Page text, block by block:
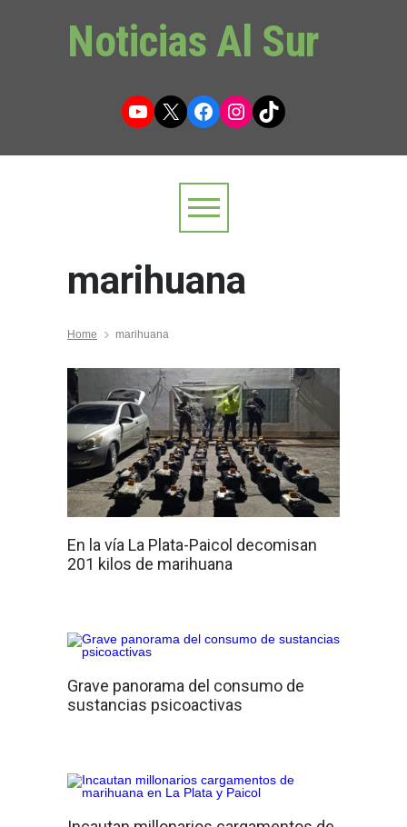
Noticias Al Sur
YouTube
X Facebook
Instagram
TikTok
marihuana
Home marihuana
En la vía La Plata-Paicol decomisan
201 kilos de marihuana
Grave panorama del consumo de
sustancias psicoactivas